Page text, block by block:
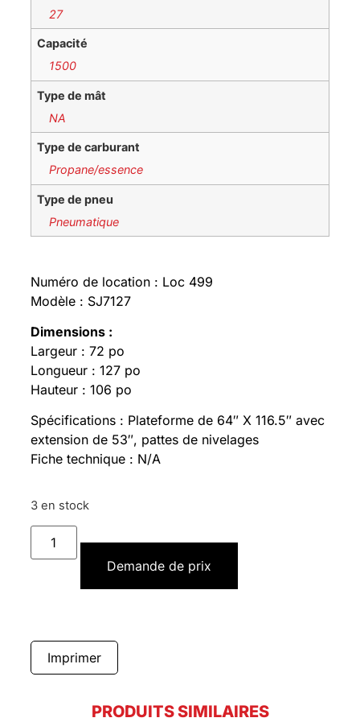
27
Capacité
1500
Type de mât
NA
Type de carburant
Propane/essence
Type de pneu
Pneumatique
Numéro de location : Loc 499
Modèle : SJ7127
Dimensions :
Largeur : 72 po
Longueur : 127 po
Hauteur : 106 po
Spécifications : Plateforme de 64″ X 116.5″ avec
extension de 53″, pattes de nivelages
Fiche technique : N/A
3 en stock
Demande de prix
Imprimer
PRODUITS SIMILAIRES